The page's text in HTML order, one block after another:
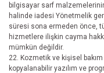
bilgisayar sarf
halinde iadesi Yönetmelik
süresi sona ermeden önce,
hizmetlere ilişkin cayma
mümkün değildir.
22. Kozmetik ve kişisel
kopyalanabilir yazılım ve